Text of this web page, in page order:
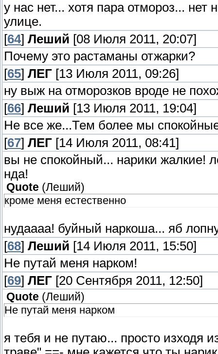
у нас нет... хотя пара отмороз... нет
улице.
[64] Леший [08 Июля 2011, 20:07]
Почему это растаманы отжарки?
[65] ЛЕГ [13 Июля 2011, 09:26]
ну выж на отморозков вроде не
[66] Леший [13 Июля 2011, 19:04]
Не все же...Тем более мы
[67] ЛЕГ [14 Июля 2011, 08:41]
вы не спокойный... нарики жалкие!
нда!
Quote (Леший)
кроме меня естественно
нудаааа! буйный наркоша... яб
[68] Леший [14 Июля 2011, 15:50]
Не путай меня нарком!
[69] ЛЕГ [20 Сентября 2011, 12:50]
Quote (Леший)
Не путай меня нарком
я тебя и не путаю... просто изходя